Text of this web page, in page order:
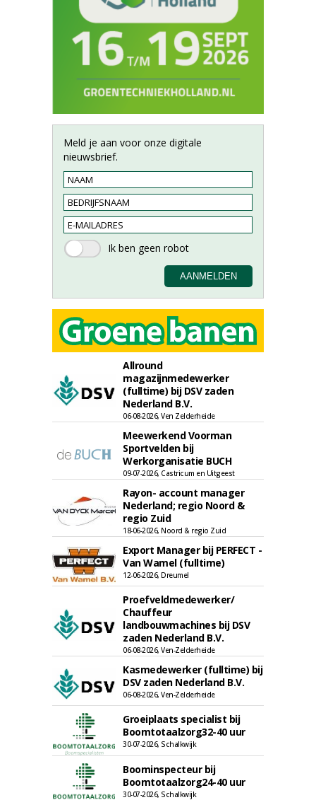
Meld je aan voor onze digitale
nieuwsbrief.
Allround
magazijnmedewerker
(fulltime) bij DSV zaden
Nederland B.V.
06-08-2026, Ven Zelderheide
Meewerkend Voorman
Sportvelden bij
Werkorganisatie BUCH
09-07-2026, Castricum en Uitgeest
Rayon- account manager
Nederland; regio Noord &
regio Zuid
18-06-2026, Noord & regio Zuid
Export Manager bij PERFECT -
Van Wamel (fulltime)
12-06-2026, Dreumel
Proefveldmedewerker/
Chauffeur
landbouwmachines bij DSV
zaden Nederland B.V.
06-08-2026, Ven-Zelderheide
Kasmedewerker (fulltime) bij
DSV zaden Nederland B.V.
06-08-2026, Ven-Zelderheide
Groeiplaats specialist bij
Boomtotaalzorg32-40 uur
30-07-2026, Schalkwijk
Boominspecteur bij
Boomtotaalzorg24-40 uur
30-07-2026, Schalkwijk